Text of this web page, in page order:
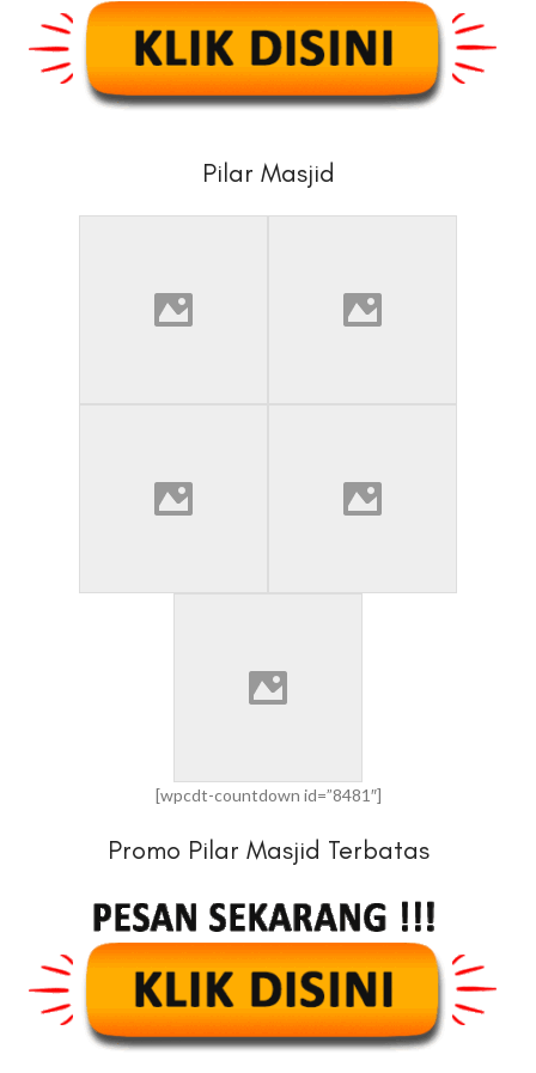
Pilar Masjid
[wpcdt-countdown id=”8481″]
Promo Pilar Masjid Terbatas